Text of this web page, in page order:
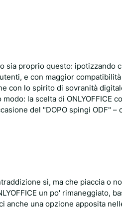
sia proprio questo: ipotizzando
e con maggior
con lo spirito di sovranità
la scelta di ONLYOFFICE
del "DOPO spingi ODF"
sì, ma che piaccia o
un po' rimaneggiato,
anche una opzione apposita